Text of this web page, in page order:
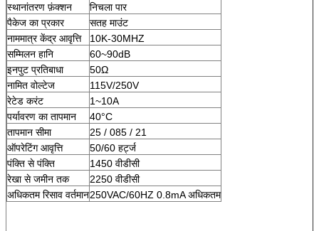
स्थानांतरण फ़ंक्शन
निचला पार
पैकेज का प्रकार
सतह माउंट
नाममात्र केंद्र आवृत्ति
10K-30MHZ
सम्मिलन हानि
60~90dB
इनपुट प्रतिबाधा
50Ω
नामित वोल्टेज
115V/250V
रेटेड करंट
1~10A
पर्यावरण का तापमान
40°C
तापमान सीमा
25 / 085 / 21
ऑपरेटिंग आवृत्ति
50/60 हर्ट्ज
पंक्ति से पंक्ति
1450 वीडीसी
रेखा से जमीन तक
2250 वीडीसी
अधिकतम रिसाव वर्तमान250VAC/60HZ 0.8mA अधिकतम